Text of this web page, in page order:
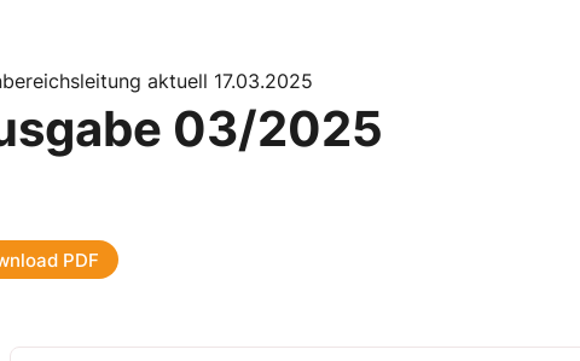
aktuell 17.03.2025
03/2025
PDF